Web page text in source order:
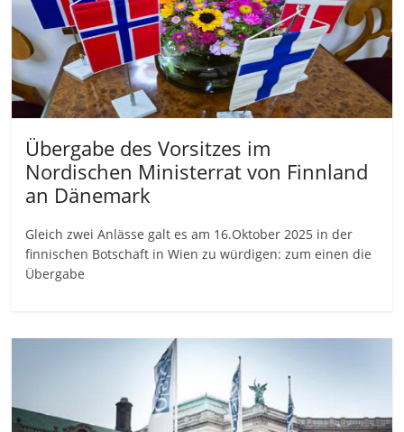
Übergabe des Vorsitzes im
Nordischen Ministerrat von Finnland
an Dänemark
Gleich zwei Anlässe galt es am 16.Oktober 2025 in der
finnischen Botschaft in Wien zu würdigen: zum einen die
Übergabe